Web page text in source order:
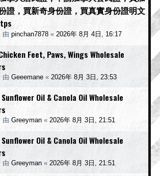
證，買新奇身份證，買真實身份證明文
由 pinchan7878 « 2026年 8月 4日, 16:17
Feet, Paws, Wings Wholesale
由 Geeemane « 2026年 8月 3日, 23:53
Oil & Canola Oil Wholesale
由 Greeyman « 2026年 8月 3日, 21:51
Oil & Canola Oil Wholesale
由 Greeyman « 2026年 8月 3日, 21:51